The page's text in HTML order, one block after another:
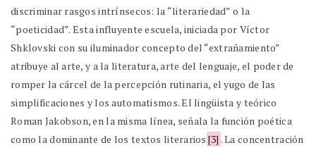
discriminar rasgos intrínsecos: la “literariedad” o la
“poeticidad”. Esta influyente escuela, iniciada por Víctor
Shklovski con su iluminador concepto del “extrañamiento”
atribuye al arte, y a la literatura, arte del lenguaje, el poder de
romper la cárcel de la percepción rutinaria, el yugo de las
simplificaciones y los automatismos. El lingüista y teórico
Roman Jakobson, en la misma línea, señala la función poética
como la dominante de los textos literarios [3] . La concentración